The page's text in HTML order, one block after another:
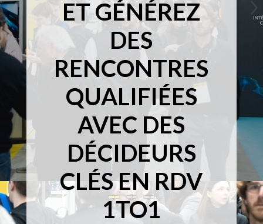
1 2 3
ET GÉNÉREZ
DES
RENCONTRES
QUALIFIÉES
AVEC DES
DÉCIDEURS
CLÉS EN RDV
1TO1